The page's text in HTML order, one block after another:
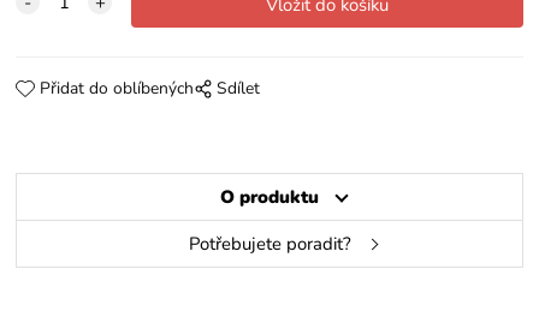
Přidat do oblíbených Sdílet
O produktu
Potřebujete poradit?